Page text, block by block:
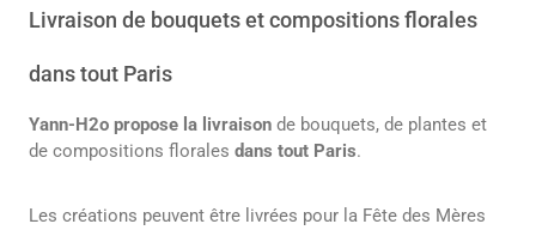
Livraison de bouquets et compositions florales
dans tout Paris
Yann-H2o propose la livraison de bouquets, de plantes et
de compositions florales dans tout Paris.
Les créations peuvent être livrées pour la Fête des Mères